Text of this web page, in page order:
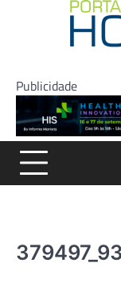
Publicidade